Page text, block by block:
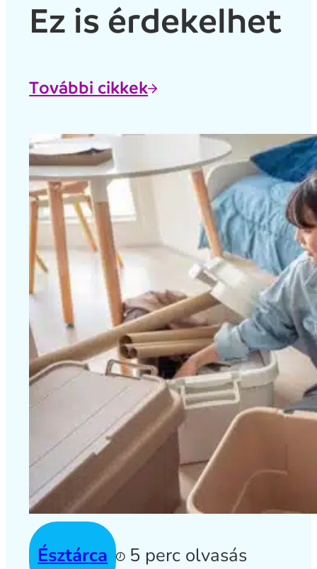
Ez is érdekelhet
További cikkek
Észtárca 5 perc olvasás